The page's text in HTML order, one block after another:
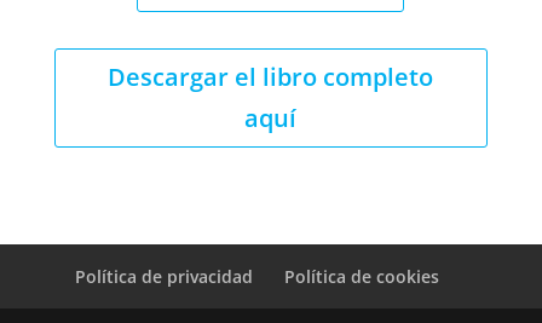
Descargar el libro completo
aquí
Política de privacidad Política de cookies